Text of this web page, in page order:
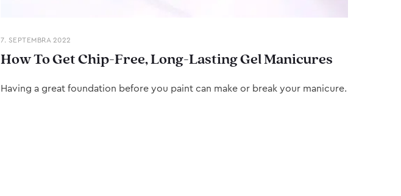
7. SEPTEMBRA 2022
How To Get Chip-Free, Long-Lasting Gel Manicures
Having a great foundation before you paint can make or break your manicure.